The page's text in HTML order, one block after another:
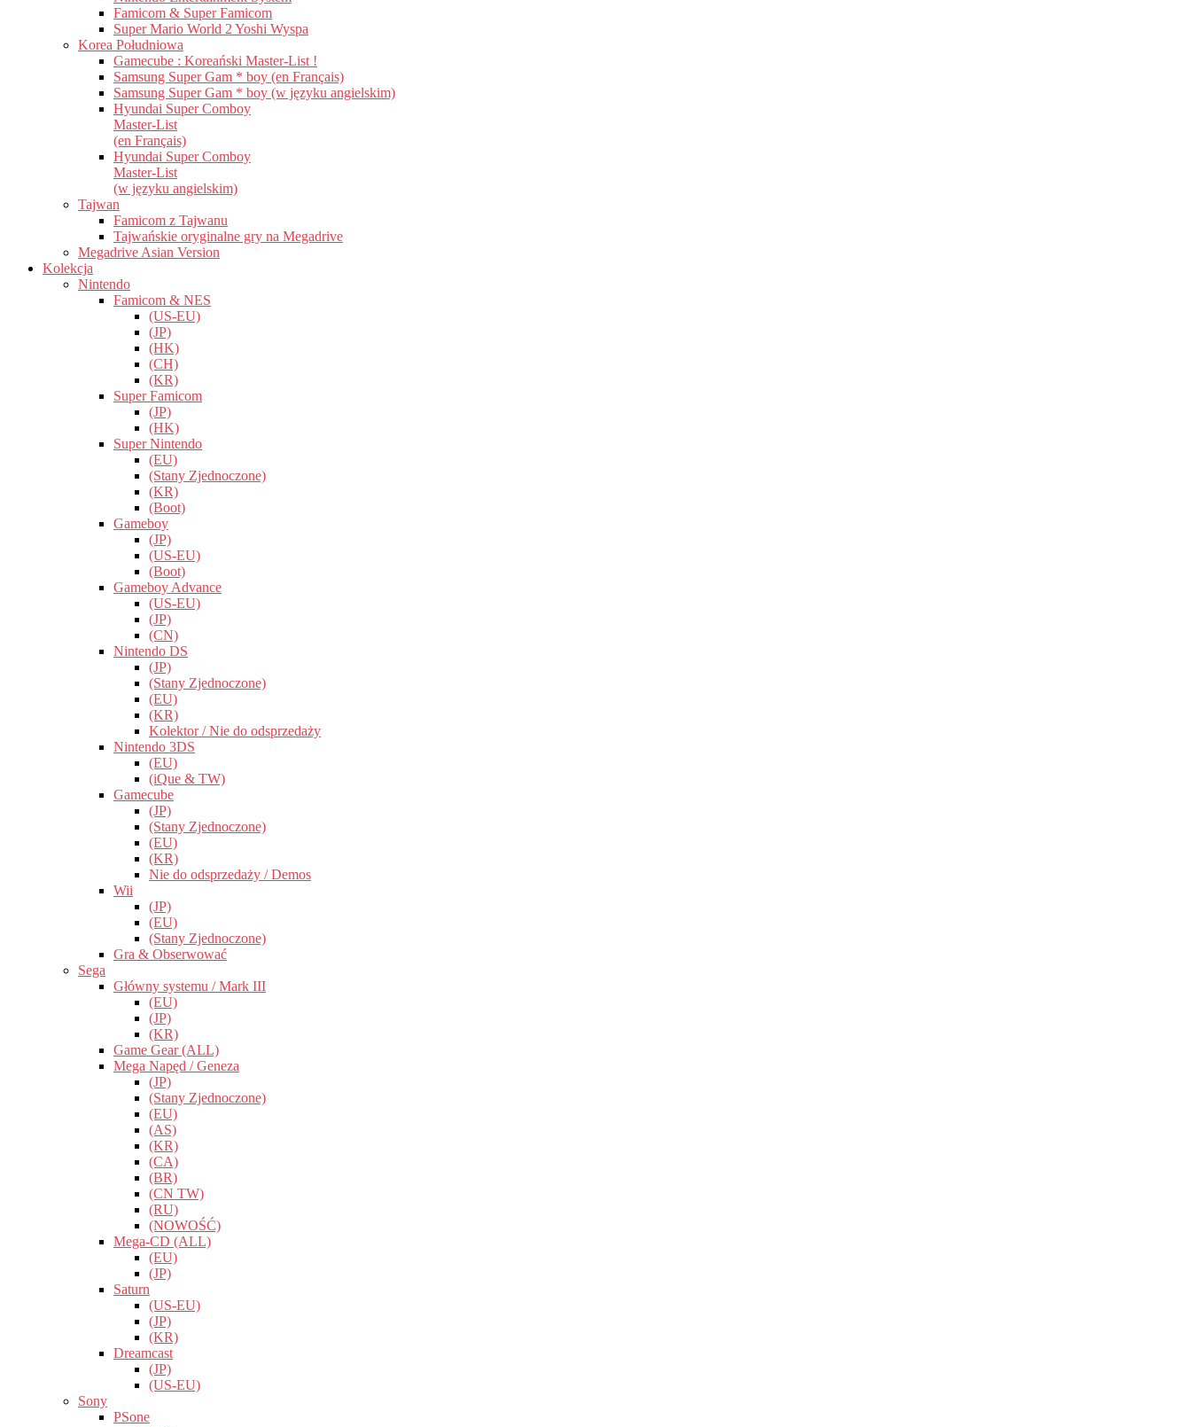
Famicom & Super Famicom
Super Mario World 2 Yoshi Wyspa
Korea Południowa
Gamecube : Koreański Master-List !
Samsung Super Gam * boy (en Français)
Samsung Super Gam * boy (w języku angielskim)
Hyundai Super Comboy
Master-List
(en Français)
Hyundai Super Comboy
Master-List
(w języku angielskim)
Tajwan
Famicom z Tajwanu
Tajwańskie oryginalne gry na Megadrive
Megadrive Asian Version
Kolekcja
Nintendo
Famicom & NES
(US-EU)
(JP)
(HK)
(CH)
(KR)
Super Famicom
(JP)
(HK)
Super Nintendo
(EU)
(Stany Zjednoczone)
(KR)
(Boot)
Gameboy
(JP)
(US-EU)
(Boot)
Gameboy Advance
(US-EU)
(JP)
(CN)
Nintendo DS
(JP)
(Stany Zjednoczone)
(EU)
(KR)
Kolektor / Nie do odsprzedaży
Nintendo 3DS
(EU)
(iQue & TW)
Gamecube
(JP)
(Stany Zjednoczone)
(EU)
(KR)
Nie do odsprzedaży / Demos
Wii
(JP)
(EU)
(Stany Zjednoczone)
Gra & Obserwować
Sega
Główny systemu / Mark III
(EU)
(JP)
(KR)
Game Gear (ALL)
Mega Napęd / Geneza
(JP)
(Stany Zjednoczone)
(EU)
(AS)
(KR)
(CA)
(BR)
(CN TW)
(RU)
(NOWOŚĆ)
Mega-CD (ALL)
(EU)
(JP)
Saturn
(US-EU)
(JP)
(KR)
Dreamcast
(JP)
(US-EU)
Sony
PSone